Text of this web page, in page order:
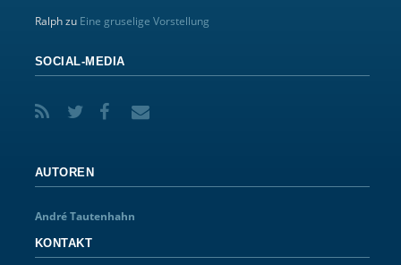
Ralphzu Eine gruselige Vorstellung
SOCIAL-MEDIA
AUTOREN
André Tautenhahn
KONTAKT